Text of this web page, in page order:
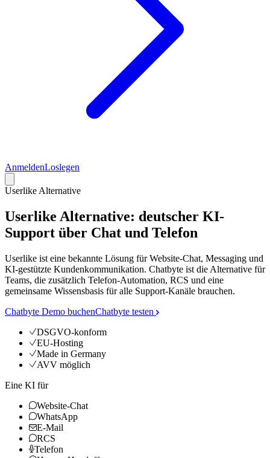
AnmeldenLoslegen
Userlike Alternative
Userlike Alternative: deutscher KI-
Support über Chat und Telefon
Userlike ist eine bekannte Lösung für Website-Chat, Messaging und
KI-gestützte Kundenkommunikation. Chatbyte ist die Alternative für
Teams, die zusätzlich Telefon-Automation, RCS und eine
gemeinsame Wissensbasis für alle Support-Kanäle brauchen.
Chatbyte Demo buchenChatbyte testen
DSGVO-konform
EU-Hosting
Made in Germany
AVV möglich
Eine KI für
Website-Chat
WhatsApp
E-Mail
RCS
Telefon